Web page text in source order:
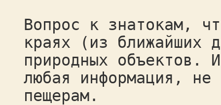
Вопрос к знатокам,
краях (из ближайших
природных объектов.
любая информация, не
пещерам.